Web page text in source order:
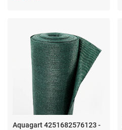
Aquagart 4251682576123 -